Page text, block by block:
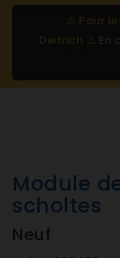
⚠️ Pour
Dietrich ⚠️ En
Module
scholtes
Neuf